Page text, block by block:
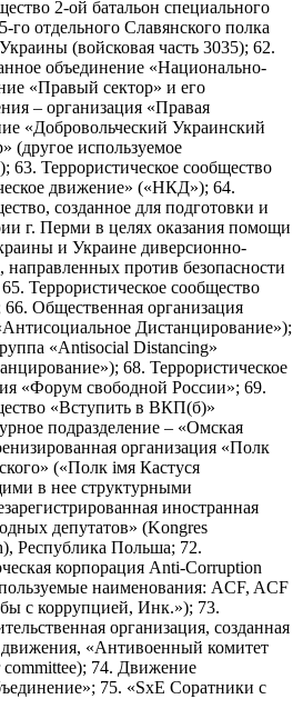
2-ой батальон специального
го отдельного Славянского полка
(войсковая часть 3035); 62.
объединение «Национально-
«Правый сектор» и его
– организация «Правая
«Добровольческий Украинский
(другое используемое
Террористическое сообщество
движение» («НКД»); 64.
созданное для подготовки и
г. Перми в целях оказания помощи
и Украине диверсионно-
направленных против безопасности
Террористическое сообщество
Общественная организация
Дистанцирование»);
«Antisocial Distancing»
68. Террористическое
«Форум свободной России»; 69.
«Вступить в ВКП(б)»
подразделение – «Омская
организация «Полк
(«Полк iмя Кастуся
в нее структурными
иностранная
депутатов» (Kongres
Республика Польша; 72.
корпорация Anti-Corruption
наименования: ACF, ACF
с коррупцией, Инк.»); 73.
организация, созданная
«Антивоенный комитет
committee); 74. Движение
75. «SxE Соратники с